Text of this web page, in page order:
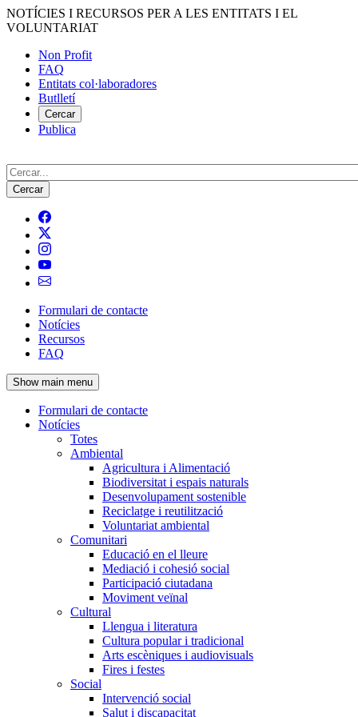
Vés
al
NOTÍCIES I RECURSOS PER A LES ENTITATS I EL
VOLUNTARIAT
Menú
del
compte
d'usuari
Non Profit
FAQ
Entitats col·laboradores
Butlletí
Cercar
Publica
Cerca
Navegació
principal
de
l'encapçalament
Formulari de contacte
Notícies
Recursos
FAQ
Show main menu
Navegació
principal
Formulari de contacte
Notícies
Totes
Ambiental
Agricultura i Alimentació
Biodiversitat i espais naturals
Desenvolupament sostenible
Reciclatge i reutilització
Voluntariat ambiental
Comunitari
Educació en el lleure
Mediació i cohesió social
Participació ciutadana
Moviment veïnal
Cultural
Llengua i literatura
Cultura popular i tradicional
Arts escèniques i audiovisuals
Fires i festes
Social
Intervenció social
Salut i discapacitat